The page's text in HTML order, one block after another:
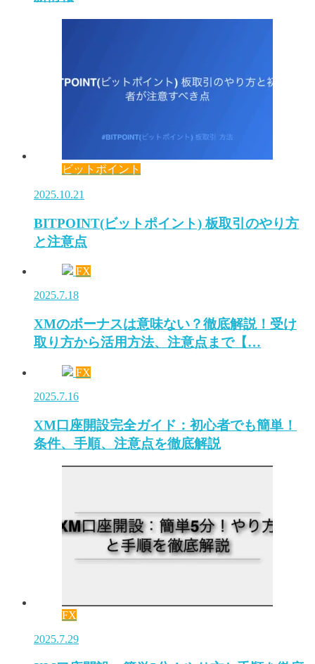
ビットポイント
2025.10.21
BITPOINT(ビットポイント) 板取引のやり方
と注意点
FX
2025.7.18
XMのボーナスは意味ない？徹底解説！受け
取り方から活用方法、注意点まで【…
FX
2025.7.16
XM口座開設完全ガイド：初心者でも簡単！
条件、手順、注意点を徹底解説
FX
2025.7.29